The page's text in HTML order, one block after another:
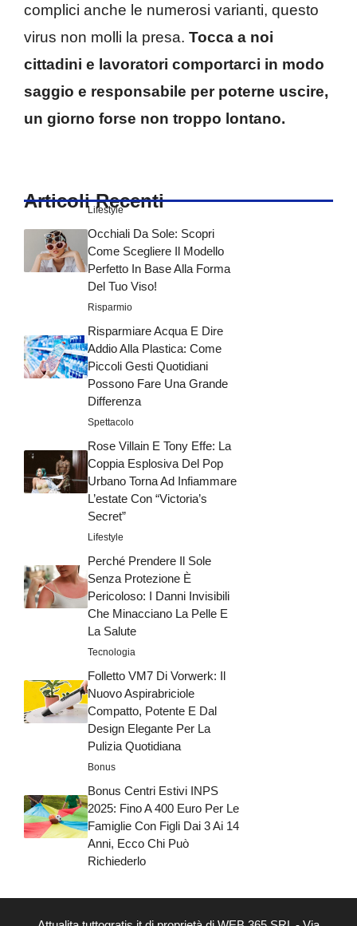
complici anche le numerosi varianti, questo
virus non molli la presa. Tocca a noi
cittadini e lavoratori comportarci in modo
saggio e responsabile per poterne uscire,
un giorno forse non troppo lontano.
Articoli Recenti
Lifestyle
Occhiali Da Sole: Scopri
Come Scegliere Il Modello
Perfetto In Base Alla Forma
Del Tuo Viso!
Risparmio
Risparmiare Acqua E Dire
Addio Alla Plastica: Come
Piccoli Gesti Quotidiani
Possono Fare Una Grande
Differenza
Spettacolo
Rose Villain E Tony Effe: La
Coppia Esplosiva Del Pop
Urbano Torna Ad Infiammare
L’estate Con “Victoria’s
Secret”
Lifestyle
Perché Prendere Il Sole
Senza Protezione È
Pericoloso: I Danni Invisibili
Che Minacciano La Pelle E
La Salute
Tecnologia
Folletto VM7 Di Vorwerk: Il
Nuovo Aspirabriciole
Compatto, Potente E Dal
Design Elegante Per La
Pulizia Quotidiana
Bonus
Bonus Centri Estivi INPS
2025: Fino A 400 Euro Per Le
Famiglie Con Figli Dai 3 Ai 14
Anni, Ecco Chi Può
Richiederlo